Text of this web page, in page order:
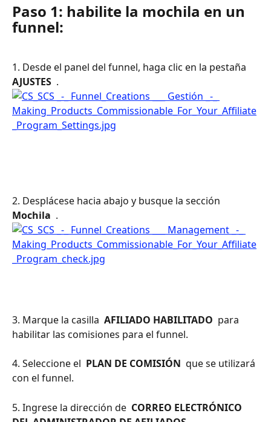
Paso 1: habilite la mochila en un
funnel:
1. Desde el panel del funnel, haga clic en la pestaña
AJUSTES .
2. Desplácese hacia abajo y busque la sección
Mochila .
3. Marque la casilla AFILIADO HABILITADO para
habilitar las comisiones para el funnel.
4. Seleccione el PLAN DE COMISIÓN que se utilizará
con el funnel.
5. Ingrese la dirección de CORREO ELECTRÓNICO